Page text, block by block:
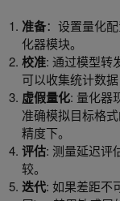
准备：设置量化
化器模块。
校准: 通过模型转
可以收集统计数
虚假量化: 量化器
准确模拟目标格
精度下。
评估: 测量延迟评
较。
迭代: 如果差距不